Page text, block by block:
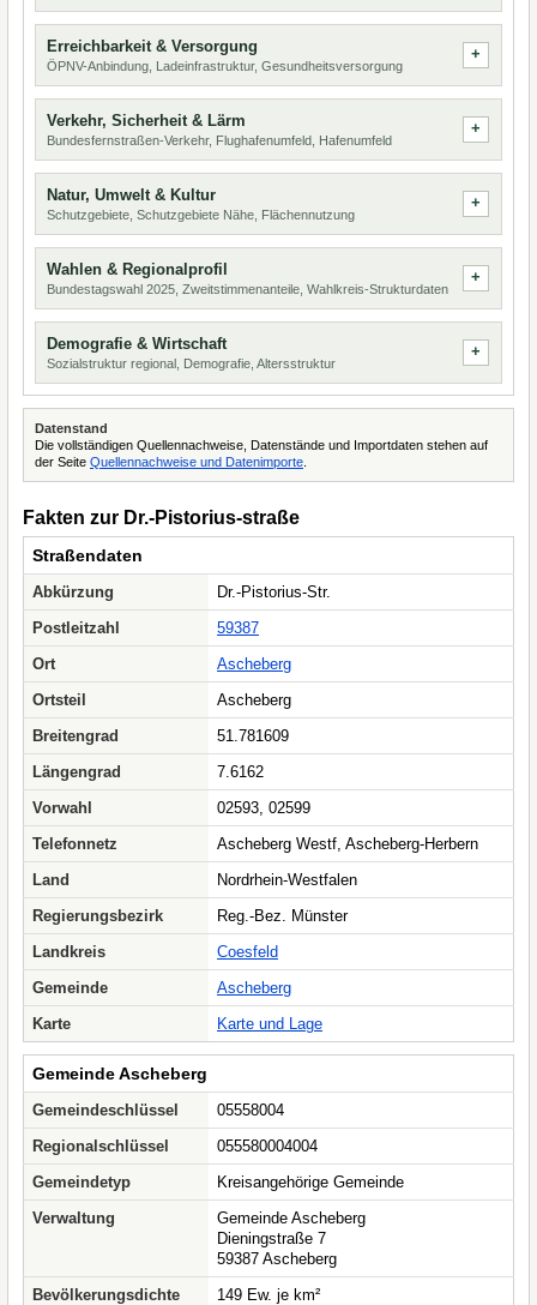
Erreichbarkeit & Versorgung
ÖPNV-Anbindung, Ladeinfrastruktur, Gesundheitsversorgung
Verkehr, Sicherheit & Lärm
Bundesfernstraßen-Verkehr, Flughafenumfeld, Hafenumfeld
Natur, Umwelt & Kultur
Schutzgebiete, Schutzgebiete Nähe, Flächennutzung
Wahlen & Regionalprofil
Bundestagswahl 2025, Zweitstimmenanteile, Wahlkreis-Strukturdaten
Demografie & Wirtschaft
Sozialstruktur regional, Demografie, Altersstruktur
Datenstand
Die vollständigen Quellennachweise, Datenstände und Importdaten stehen auf
der Seite Quellennachweise und Datenimporte
Fakten zur Dr.-Pistorius-straße
Straßendaten
Abkürzung
Dr.-Pistorius-Str.
Postleitzahl
59387
Ort
Ascheberg
Ortsteil
Ascheberg
Breitengrad
51.781609
Längengrad
7.6162
Vorwahl
02593, 02599
Telefonnetz
Ascheberg Westf, Ascheberg-Herbern
Land
Nordrhein-Westfalen
Regierungsbezirk
Reg.-Bez. Münster
Landkreis
Coesfeld
Gemeinde
Ascheberg
Karte
Karte und Lage
Gemeinde Ascheberg
Gemeindeschlüssel
05558004
Regionalschlüssel
055580004004
Gemeindetyp
Kreisangehörige Gemeinde
Verwaltung
Gemeinde Ascheberg
Dieningstraße 7
59387 Ascheberg
Bevölkerungsdichte
149 Ew. je km²